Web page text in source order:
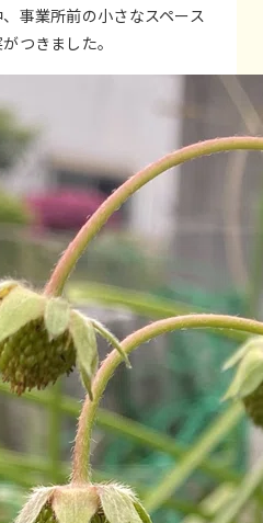
事業所前の小さなスペース
つきました。